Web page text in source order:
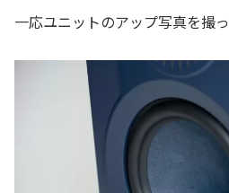
一応ユニットのアップ写真を撮